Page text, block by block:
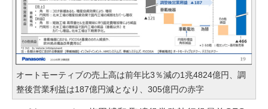
オートモーティブの売上高は前年比3％減の1兆4824億円、調
整後営業利益は187億円減となり、305億円の赤字